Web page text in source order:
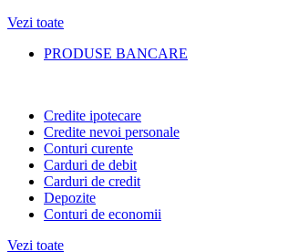
Vezi toate
PRODUSE BANCARE
Credite ipotecare
Credite nevoi personale
Conturi curente
Carduri de debit
Carduri de credit
Depozite
Conturi de economii
Vezi toate